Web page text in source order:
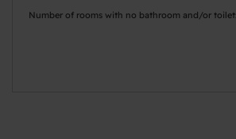
Number of rooms with no bathroom and/or toilet